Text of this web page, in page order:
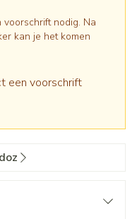
nodig. Na
kan je het komen
een voorschrift